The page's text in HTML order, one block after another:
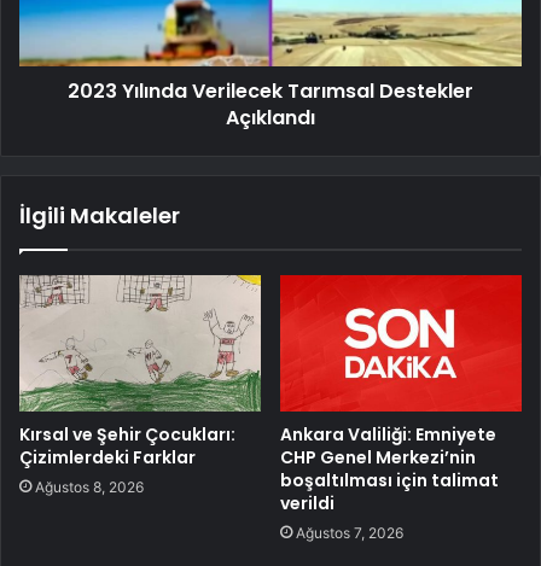
2023 Yılında Verilecek Tarımsal Destekler
Açıklandı
İlgili Makaleler
Kırsal ve Şehir Çocukları:
Çizimlerdeki Farklar
Ağustos 8, 2026
Ankara Valiliği: Emniyete
CHP Genel Merkezi’nin
boşaltılması için talimat
verildi
Ağustos 7, 2026